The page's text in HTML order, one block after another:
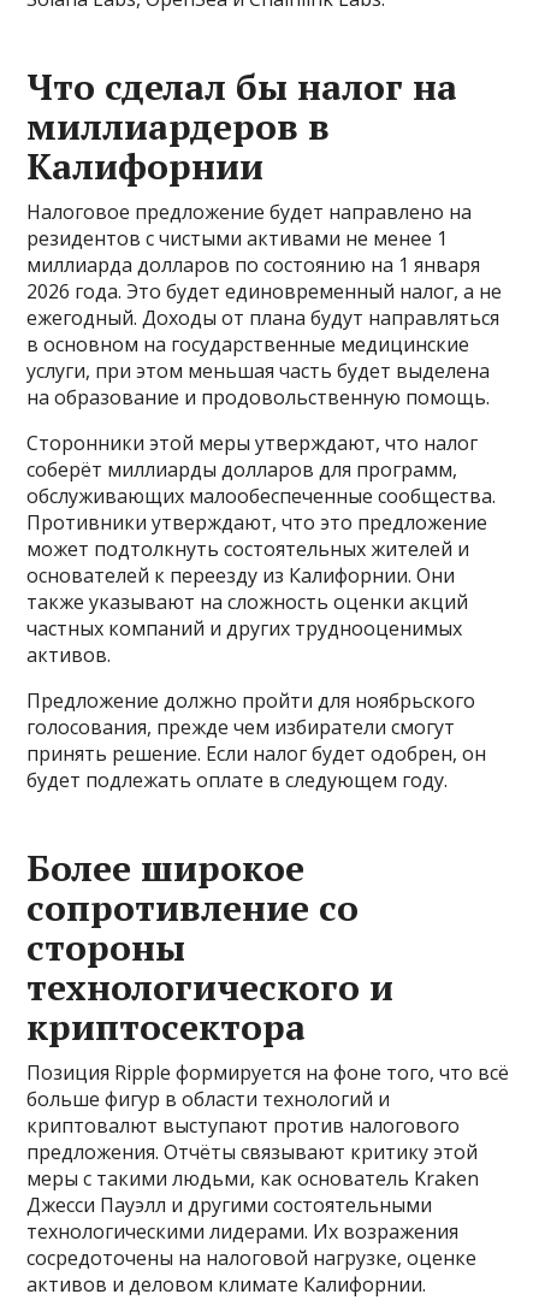
Что сделал бы налог на
миллиардеров в
Калифорнии
Налоговое предложение будет направлено на
резидентов с чистыми активами не менее 1
миллиарда долларов по состоянию на 1 января
2026 года. Это будет единовременный налог, а не
ежегодный. Доходы от плана будут направляться
в основном на государственные медицинские
услуги, при этом меньшая часть будет выделена
на образование и продовольственную помощь.
Сторонники этой меры утверждают, что налог
соберёт миллиарды долларов для программ,
обслуживающих малообеспеченные сообщества.
Противники утверждают, что это предложение
может подтолкнуть состоятельных жителей и
основателей к переезду из Калифорнии. Они
также указывают на сложность оценки акций
частных компаний и других труднооценимых
активов.
Предложение должно пройти для ноябрьского
голосования, прежде чем избиратели смогут
принять решение. Если налог будет одобрен, он
будет подлежать оплате в следующем году.
Более широкое
сопротивление со
стороны
технологического и
криптосектора
Позиция Ripple формируется на фоне того, что всё
больше фигур в области технологий и
криптовалют выступают против налогового
предложения. Отчёты связывают критику этой
меры с такими людьми, как основатель Kraken
Джесси Пауэлл и другими состоятельными
технологическими лидерами. Их возражения
сосредоточены на налоговой нагрузке, оценке
активов и деловом климате Калифорнии.